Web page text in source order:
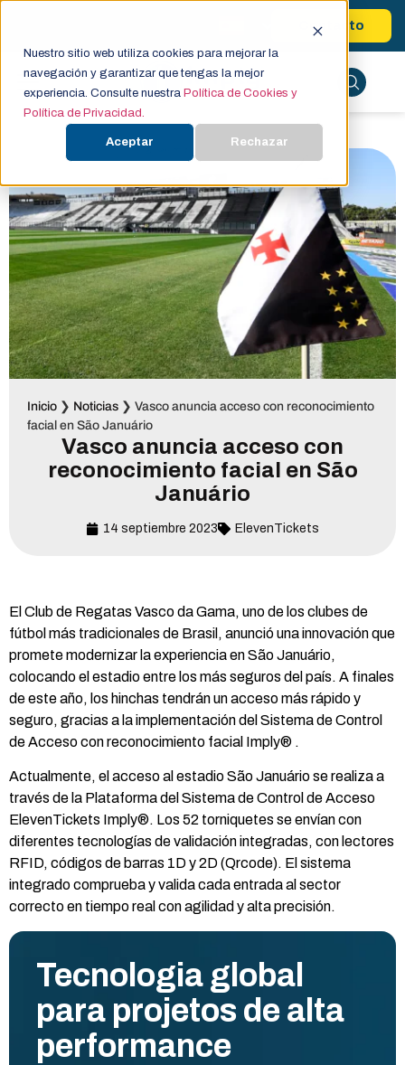
Nuestro sitio web utiliza cookies para mejorar la
navegación y garantizar que tengas la mejor
experiencia. Consulte nuestra Política de Cookies y
Política de Privacidad.
Aceptar Rechazar
Contacto
Inicio ❯ Noticias ❯ Vasco anuncia acceso con reconocimiento
facial en São Januário
Vasco anuncia acceso con
reconocimiento facial en São
Januário
14 septiembre 2023 ElevenTickets
El Club de Regatas Vasco da Gama, uno de los clubes de
fútbol más tradicionales de Brasil, anunció una innovación que
promete modernizar la experiencia en São Januário,
colocando el estadio entre los más seguros del país. A finales
de este año, los hinchas tendrán un acceso más rápido y
seguro, gracias a la implementación del Sistema de Control
de Acceso con reconocimiento facial Imply®️ .
Actualmente, el acceso al estadio São Januário se realiza a
través de la Plataforma del Sistema de Control de Acceso
ElevenTickets Imply®. Los 52 torniquetes se envían con
diferentes tecnologías de validación integradas, con lectores
RFID, códigos de barras 1D y 2D (Qrcode). El sistema
integrado comprueba y valida cada entrada al sector
correcto en tiempo real con agilidad y alta precisión.
Tecnologia global
para projetos de alta
performance